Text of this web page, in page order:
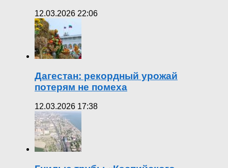
12.03.2026 22:06
Дагестан: рекордный урожай
потерям не помеха
12.03.2026 17:38